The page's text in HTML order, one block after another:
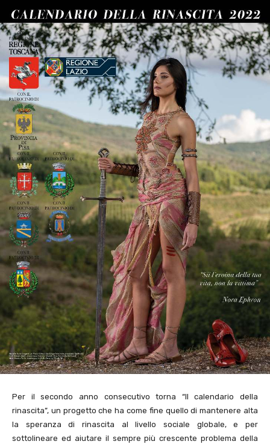
Per il secondo anno consecutivo torna “Il calendario della
rinascita”, un progetto che ha come fine quello di mantenere alta
la speranza di rinascita al livello sociale globale, e per
sottolineare ed aiutare il sempre più crescente problema della